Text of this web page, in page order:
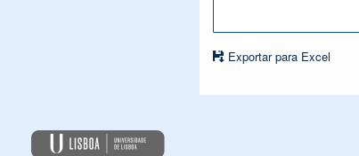
Exportar para Excel